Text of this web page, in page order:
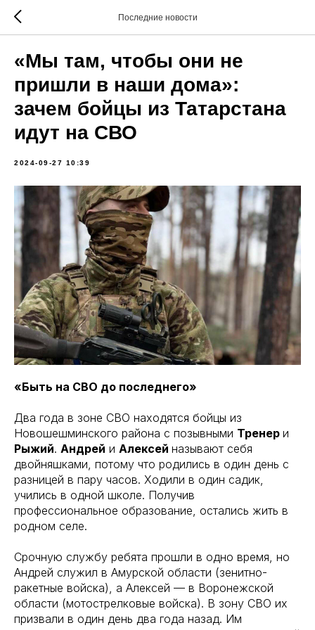
Последние новости
«Мы там, чтобы они не
пришли в наши дома»:
зачем бойцы из Татарстана
идут на СВО
2024-09-27 10:39
«Быть на СВО до последнего»
Два года в зоне СВО находятся бойцы из
Новошешминского района с позывными Тренер и
Рыжий. Андрей и Алексей называют себя
двойняшками, потому что родились в один день с
разницей в пару часов. Ходили в один садик,
учились в одной школе. Получив
профессиональное образование, остались жить в
родном селе.
Срочную службу ребята прошли в одно время, но
Андрей служил в Амурской области (зенитно-
ракетные войска), а Алексей — в Воронежской
области (мотострелковые войска). В зону СВО их
призвали в один день два года назад. Им